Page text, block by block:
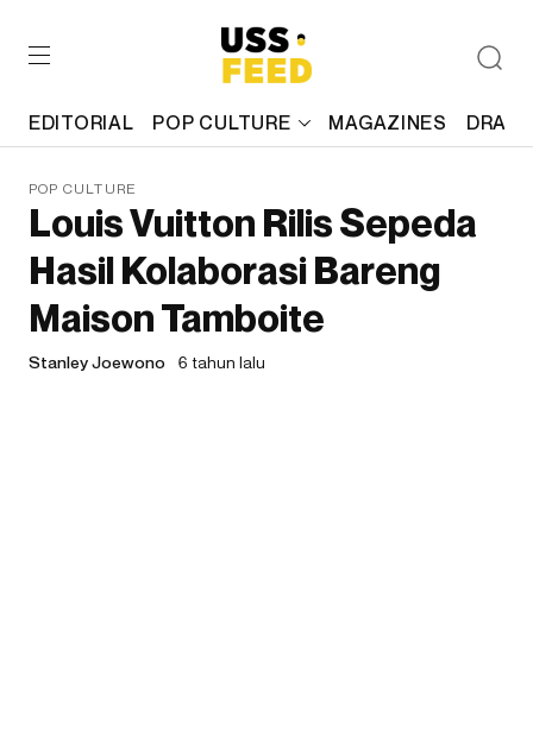
EDITORIAL POP CULTURE MAGAZINES
POP CULTURE
Louis Vuitton Rilis Sepeda
Hasil Kolaborasi Bareng
Maison Tamboite
Stanley Joewono 6 tahun lalu